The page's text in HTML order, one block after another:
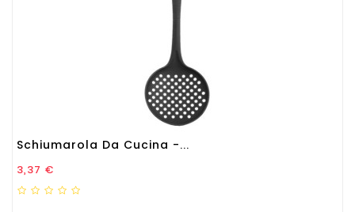
Schiumarola Da Cucina -...
Prezzo
3,37 €